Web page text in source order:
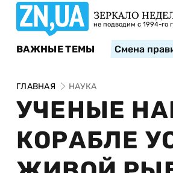
ЗЕРКАЛО
не подводим с 1994-го
ВАЖНЫЕ ТЕМЫ Смена
ГЛАВНАЯ НАУКА
УЧЕНЫЕ
КОРАБЛЕ